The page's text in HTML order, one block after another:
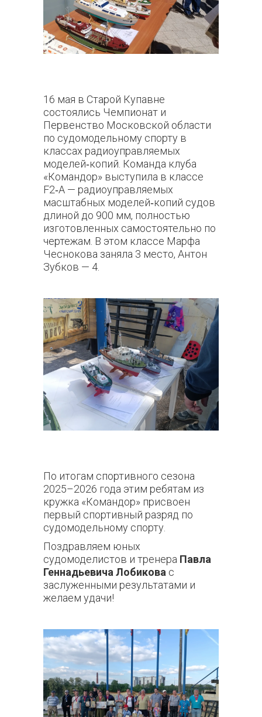
16 мая в Старой Купавне
состоялись Чемпионат и
Первенство Московской области
по судомодельному спорту в
классах радиоуправляемых
моделей‑копий. Команда клуба
«Командор» выступила в классе
F2‑A — радиоуправляемых
масштабных моделей‑копий судов
длиной до 900 мм, полностью
изготовленных самостоятельно по
чертежам. В этом классе Марфа
Чеснокова заняла 3 место, Антон
Зубков — 4.
По итогам спортивного сезона
2025–2026 года этим ребятам из
кружка «Командор» присвоен
первый спортивный разряд по
судомодельному спорту.
Поздравляем юных
судомоделистов и тренера Павла
Геннадьевича Лобикова с
заслуженными результатами и
желаем удачи!